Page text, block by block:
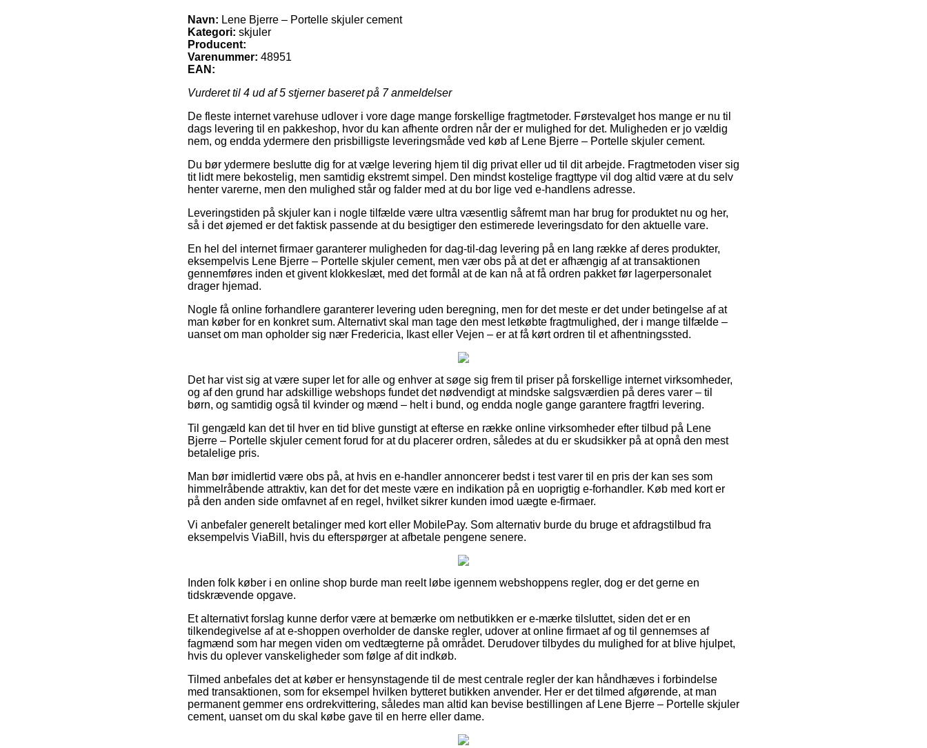
Navn: Lene Bjerre – Portelle skjuler cement
Kategori: skjuler
Producent:
Varenummer: 48951
EAN:
Vurderet til 4 ud af 5 stjerner baseret på 7anmeldelser
De fleste internet varehuse udlover i vore dage mange forskellige fragtmetoder. Førstevalget hos mange er nu til
dags levering til en pakkeshop, hvor du kan afhente ordren når der er mulighed for det. Muligheden er jo vældig
nem, og endda ydermere den prisbilligste leveringsmåde ved køb af Lene Bjerre – Portelle skjuler cement.
Du bør ydermere beslutte dig for at vælge levering hjem til dig privat eller ud til dit arbejde. Fragtmetoden viser sig
tit lidt mere bekostelig, men samtidig ekstremt simpel. Den mindst kostelige fragttype vil dog altid være at du selv
henter varerne, men den mulighed står og falder med at du bor lige ved e-handlens adresse.
Leveringstiden på skjuler kan i nogle tilfælde være ultra væsentlig såfremt man har brug for produktet nu og her,
så i det øjemed er det faktisk passende at du besigtiger den estimerede leveringsdato for den aktuelle vare.
En hel del internet firmaer garanterer muligheden for dag-til-dag levering på en lang række af deres produkter,
eksempelvis Lene Bjerre – Portelle skjuler cement, men vær obs på at det er afhængig af at transaktionen
gennemføres inden et givent klokkeslæt, med det formål at de kan nå at få ordren pakket før lagerpersonalet
drager hjemad.
Nogle få online forhandlere garanterer levering uden beregning, men for det meste er det under betingelse af at
man køber for en konkret sum. Alternativt skal man tage den mest letkøbte fragtmulighed, der i mange tilfælde –
uanset om man opholder sig nær Fredericia, Ikast eller Vejen – er at få kørt ordren til et afhentningssted.
Det har vist sig at være super let for alle og enhver at søge sig frem til priser på forskellige internet virksomheder,
og af den grund har adskillige webshops fundet det nødvendigt at mindske salgsværdien på deres varer – til
børn, og samtidig også til kvinder og mænd – helt i bund, og endda nogle gange garantere fragtfri levering.
Til gengæld kan det til hver en tid blive gunstigt at efterse en række online virksomheder efter tilbud på Lene
Bjerre – Portelle skjuler cement forud for at du placerer ordren, således at du er skudsikker på at opnå den mest
betalelige pris.
Man bør imidlertid være obs på, at hvis en e-handler annoncerer bedst i test varer til en pris der kan ses som
himmelråbende attraktiv, kan det for det meste være en indikation på en uoprigtig e-forhandler. Køb med kort er
på den anden side omfavnet af en regel, hvilket sikrer kunden imod uægte e-firmaer.
Vi anbefaler generelt betalinger med kort eller MobilePay. Som alternativ burde du bruge et afdragstilbud fra
eksempelvis ViaBill, hvis du efterspørger at afbetale pengene senere.
Inden folk køber i en online shop burde man reelt løbe igennem webshoppens regler, dog er det gerne en
tidskrævende opgave.
Et alternativt forslag kunne derfor være at bemærke om netbutikken er e-mærke tilsluttet, siden det er en
tilkendegivelse af at e-shoppen overholder de danske regler, udover at online firmaet af og til gennemses af
fagmænd som har megen viden om vedtægterne på området. Derudover tilbydes du mulighed for at blive hjulpet,
hvis du oplever vanskeligheder som følge af dit indkøb.
Tilmed anbefales det at køber er hensynstagende til de mest centrale regler der kan håndhæves i forbindelse
med transaktionen, som for eksempel hvilken bytteret butikken anvender. Her er det tilmed afgørende, at man
permanent gemmer ens ordrekvittering, således man altid kan bevise bestillingen af Lene Bjerre – Portelle skjuler
cement, uanset om du skal købe gave til en herre eller dame.